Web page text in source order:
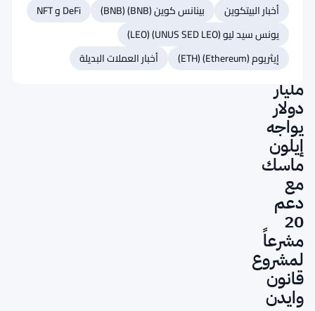
تهديد
ضريبي
بقيمة
220
مليار
دولار
يواجه
إيلون
ماسك
مع
دعم
20
مشرعاً
لمشروع
قانون
وايدن
أخبار البيتكوين بينانس كوين (BNB) (BNB)
DeFi و NFT
يونس سيد ليو (UNUS SED LEO) (LEO)
إيثريوم (Ethereum) (ETH)
أخبار العملات البديلة